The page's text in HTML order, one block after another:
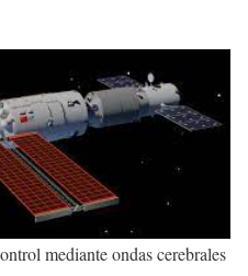
mediante ondas cerebrales